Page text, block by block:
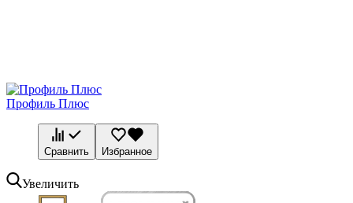
Профиль Плюс
Сравнить Избранное
Увеличить